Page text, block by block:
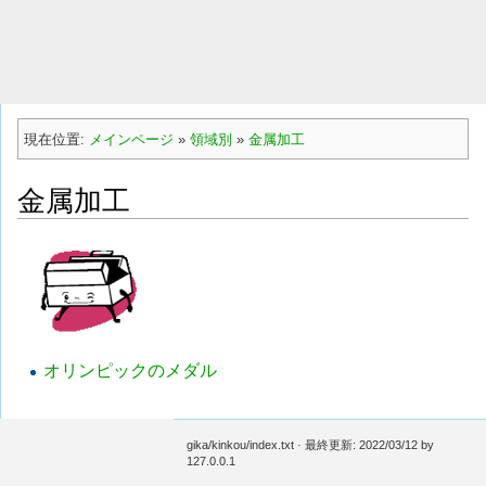
現在位置: メインページ » 領域別 » 金属加工
金属加工
オリンピックのメダル
gika/kinkou/index.txt · 最終更新: 2022/03/12 by
127.0.0.1